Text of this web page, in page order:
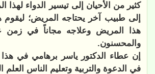
كثير من الأحيان إلى تيسير الدواء لهذا
إلى طبيب آخر يحتاجه المريض؛ ليقوم
هذا المريض وعلاجه مجاناً في زمن
والمحسنون.
إن عطاء الدكتور ياسر برهامي في
في الدعوة والتربية وتعليم الناس العلم